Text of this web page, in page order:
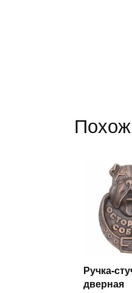
Ручка-
дверная